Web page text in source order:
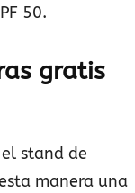
50.
gratis
stand de
manera una